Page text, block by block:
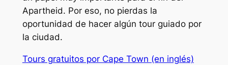
Apartheid. Por eso, no pierdas la
oportunidad de hacer algún tour guiado por
la ciudad.
Tours gratuitos por Cape Town (en inglés)